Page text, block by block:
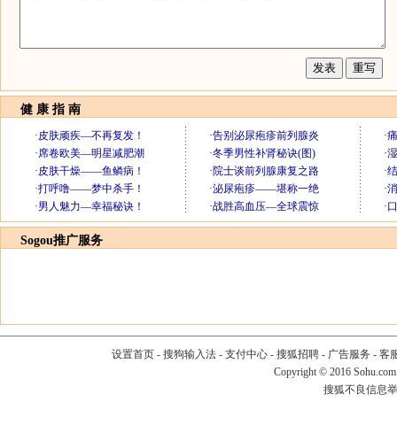
健 康 指 南
Sogou推广服务
设置首页- 搜狗输入法- 支付中心- 搜狐招聘- 广告服务 - 客
Copyright © 2016
搜狐不良信息